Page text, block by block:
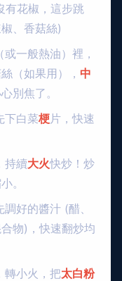
有花椒，這步跳
、香菇絲)
一般熱油）裡，
（如果用）， 中
別焦了。
下白菜梗片，快速
持續大火快炒！炒
。
好的醬汁 (醋、
物)，快速翻炒均
轉小火，把太白粉